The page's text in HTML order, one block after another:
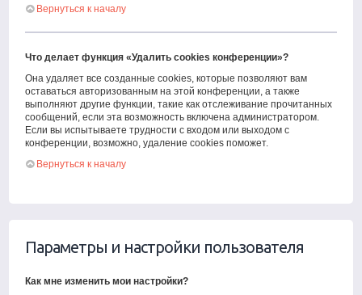
Вернуться к началу
Что делает функция «Удалить cookies конференции»?
Она удаляет все созданные cookies, которые позволяют вам
оставаться авторизованным на этой конференции, а также
выполняют другие функции, такие как отслеживание прочитанных
сообщений, если эта возможность включена администратором.
Если вы испытываете трудности с входом или выходом с
конференции, возможно, удаление cookies поможет.
Вернуться к началу
Параметры и настройки пользователя
Как мне изменить мои настройки?